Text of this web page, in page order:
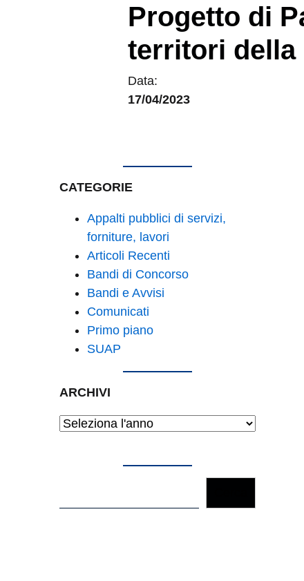
Progetto di
territori della
Data:
17/04/2023
CATEGORIE
Appalti pubblici di servizi,
forniture, lavori
Articoli Recenti
Bandi di Concorso
Bandi e Avvisi
Comunicati
Primo piano
SUAP
ARCHIVI
Archivi